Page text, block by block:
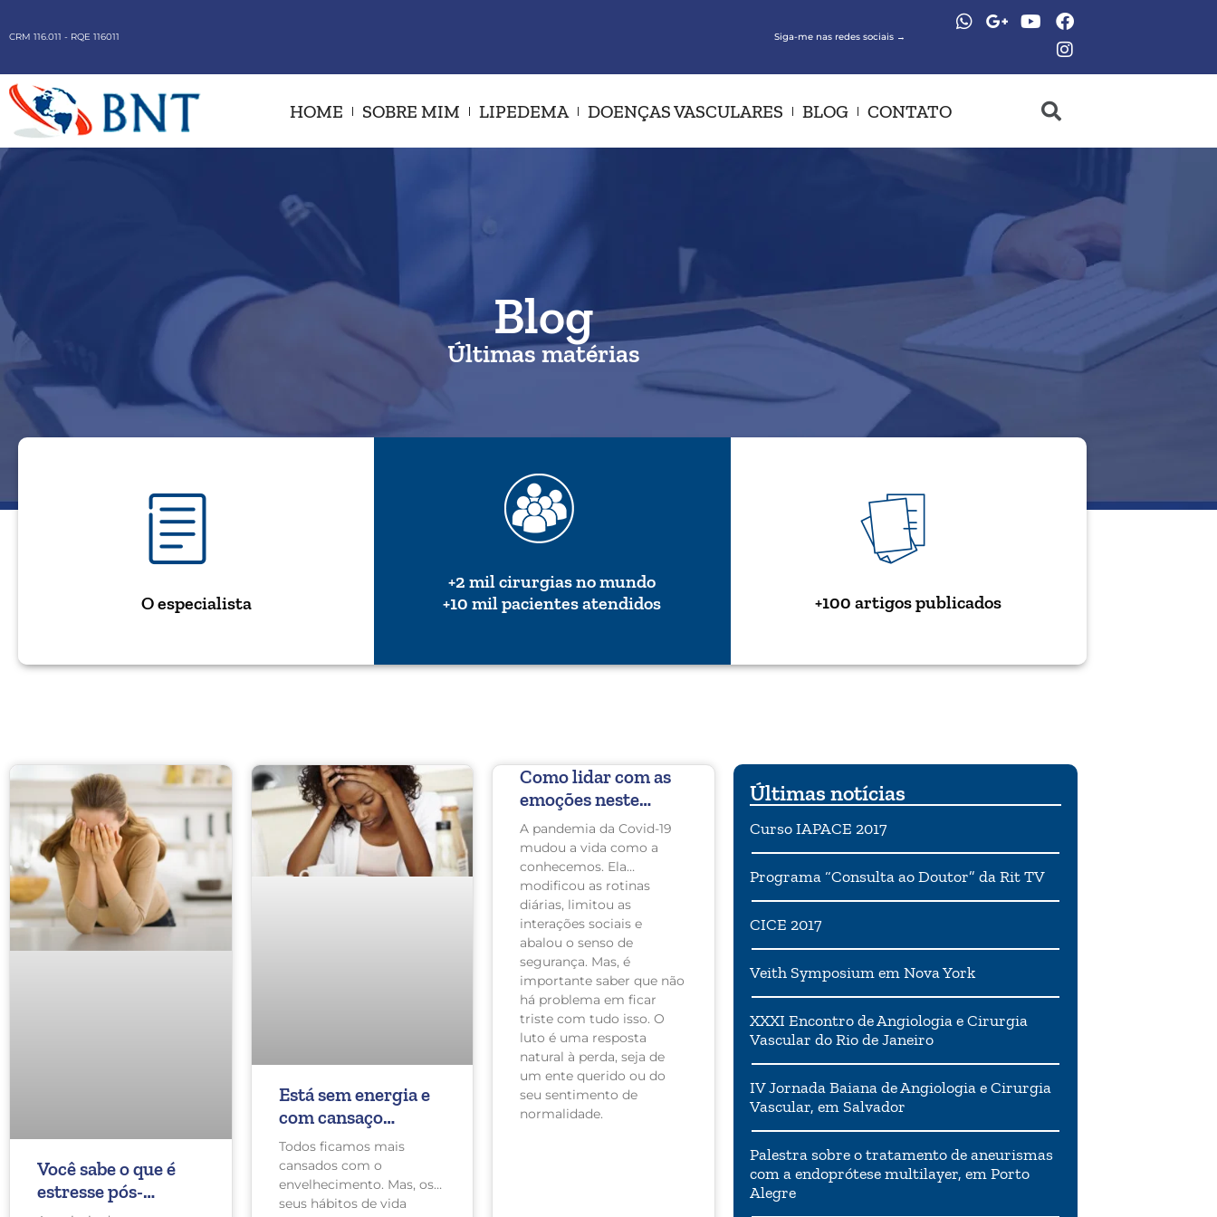
CRM 116.011 - RQE 116011 Siga-me nas redes sociais →
HOME SOBRE MIM LIPEDEMA DOENÇAS VASCULARES BLOG CONTATO
Blog
Últimas matérias
O especialista
+2 mil cirurgias no mundo
+10 mil pacientes atendidos
+100 artigos publicados
Você sabe o que é
estresse pós-
Está sem energia e
com cansaço
crônico diário?
Confira 7 dicas para
fugir desta situação!
Todos ficamos mais
cansados com o
envelhecimento. Mas, os
seus hábitos de vida
Como lidar com as
emoções neste
período de
pandemia?
A pandemia da Covid-19
mudou a vida como a
conhecemos. Ela
modificou as rotinas
diárias, limitou as
interações sociais e
abalou o senso de
segurança. Mas, é
importante saber que não
há problema em ficar
triste com tudo isso. O
luto é uma resposta
natural à perda, seja de
um ente querido ou do
seu sentimento de
normalidade.
Últimas notícias
Curso IAPACE 2017
Programa “Consulta ao Doutor” da Rit TV
CICE 2017
Veith Symposium em Nova York
XXXI Encontro de Angiologia e Cirurgia
Vascular do Rio de Janeiro
IV Jornada Baiana de Angiologia e Cirurgia
Vascular, em Salvador
Palestra sobre o tratamento de aneurismas
com a endoprótese multilayer, em Porto
Alegre